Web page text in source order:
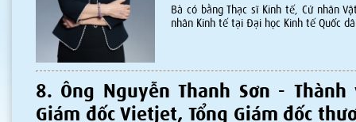
Bà có bằng Thạc sĩ Kinh tế, Cử nhân
nhân Kinh tế tại Đại học Kinh tế Quốc
8. Ông Nguyễn Thanh Sơn - Thành
Giám đốc Vietjet, Tổng Giám đốc